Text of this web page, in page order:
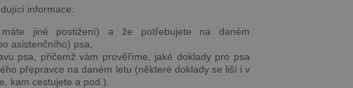
informace:
jiné postižení) a že potřebujete na daném
asistenčního) psa,
psa, přičemž vám prověříme, jaké doklady pro psa
přepravce na daném letu (některé doklady se liší i v
kam cestujete a pod.).